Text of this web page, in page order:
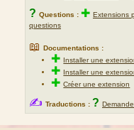
? Questions : ✚ Extensions
questions
📖 Documentations :
✚ Installer une
✚ Installer une
✚Créer une extension
✍ Traductions : ?